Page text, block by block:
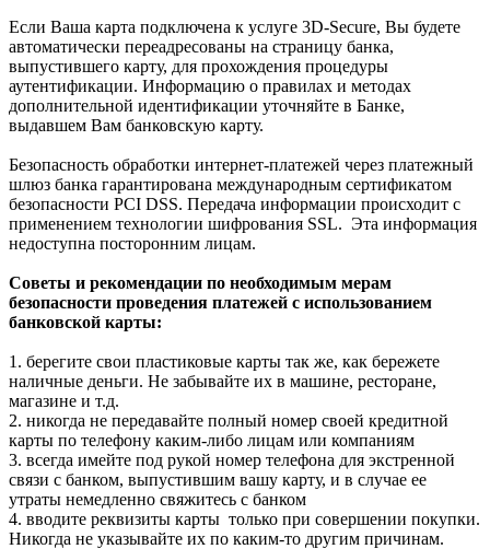
Если Ваша карта подключена к услуге 3D-Secure, Вы будете
автоматически переадресованы на страницу банка,
выпустившего карту, для прохождения процедуры
аутентификации. Информацию о правилах и методах
дополнительной идентификации уточняйте в Банке,
выдавшем Вам банковскую карту.
Безопасность обработки интернет-платежей через платежный
шлюз банка гарантирована международным сертификатом
безопасности PCI DSS. Передача информации происходит с
применением технологии шифрования SSL. Эта информация
недоступна посторонним лицам.
Советы и рекомендации по необходимым мерам
безопасности проведения платежей с использованием
банковской карты:
1. берегите свои пластиковые карты так же, как бережете
наличные деньги. Не забывайте их в машине, ресторане,
магазине и т.д.
2. никогда не передавайте полный номер своей кредитной
карты по телефону каким-либо лицам или компаниям
3. всегда имейте под рукой номер телефона для экстренной
связи с банком, выпустившим вашу карту, и в случае ее
утраты немедленно свяжитесь с банком
4. вводите реквизиты карты только при совершении покупки.
Никогда не указывайте их по каким-то другим причинам.